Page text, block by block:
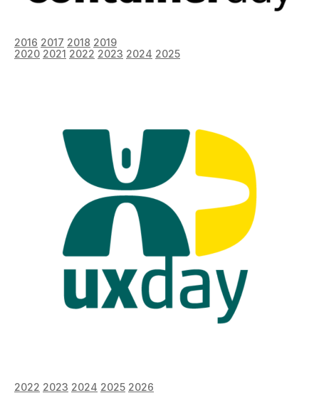
2016 2017 2018 2019
2020 2021 2022 2023 2024 2025
2022 2023 2024 2025 2026